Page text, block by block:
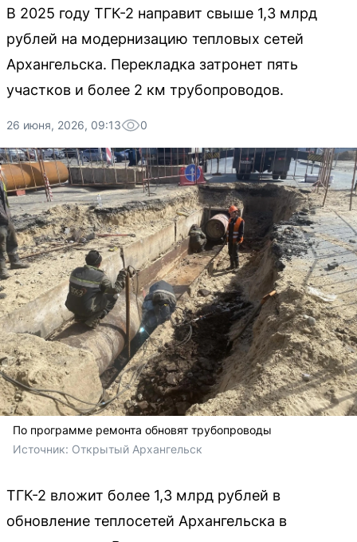
В 2025 году ТГК-2 направит свыше 1,3 млрд
рублей на модернизацию тепловых сетей
Архангельска. Перекладка затронет пять
участков и более 2 км трубопроводов.
26 июня, 2026, 09:13 0
По программе ремонта обновят трубопроводы
Источник: Открытый Архангельск
ТГК-2 вложит более 1,3 млрд рублей в
обновление теплосетей Архангельска в